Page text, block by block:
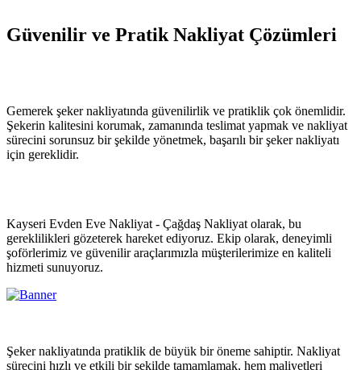
Güvenilir ve Pratik Nakliyat Çözümleri
Gemerek şeker nakliyatında güvenilirlik ve pratiklik çok önemlidir.
Şekerin kalitesini korumak, zamanında teslimat yapmak ve nakliyat
sürecini sorunsuz bir şekilde yönetmek, başarılı bir şeker nakliyatı
için gereklidir.
Kayseri Evden Eve Nakliyat - Çağdaş Nakliyat olarak, bu
gereklilikleri gözeterek hareket ediyoruz. Ekip olarak, deneyimli
şoförlerimiz ve güvenilir araçlarımızla müşterilerimize en kaliteli
hizmeti sunuyoruz.
Şeker nakliyatında pratiklik de büyük bir öneme sahiptir. Nakliyat
sürecini hızlı ve etkili bir şekilde tamamlamak, hem maliyetleri